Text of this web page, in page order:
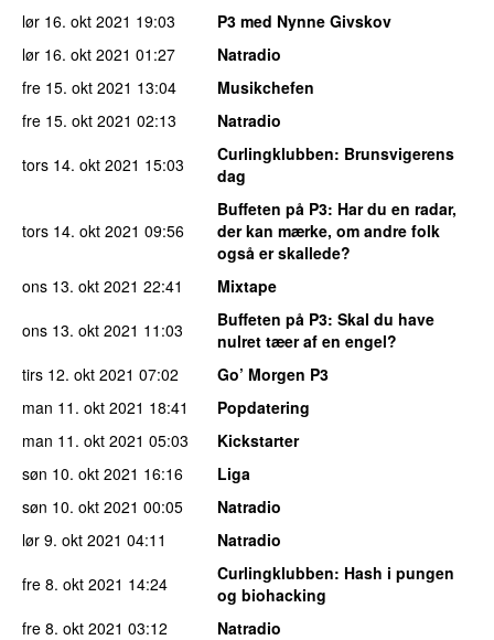
lør 16. okt 2021 19:03
P3 med Nynne Givskov
lør 16. okt 2021 01:27
Natradio
fre 15. okt 2021 13:04
Musikchefen
fre 15. okt 2021 02:13
Natradio
tors 14. okt 2021 15:03 Curlingklubben: Brunsvigerens
dag
tors 14. okt 2021 09:56
Buffeten på P3: Har du en radar,
der kan mærke, om andre folk
også er skallede?
ons 13. okt 2021 22:41
Mixtape
ons 13. okt 2021 11:03 Buffeten på P3: Skal du have
nulret tæer af en engel?
tirs 12. okt 2021 07:02
Go’ Morgen P3
man 11. okt 2021 18:41
Popdatering
man 11. okt 2021 05:03
Kickstarter
søn 10. okt 2021 16:16
Liga
søn 10. okt 2021 00:05
Natradio
lør 9. okt 2021 04:11
Natradio
fre 8. okt 2021 14:24 Curlingklubben: Hash i pungen
og biohacking
fre 8. okt 2021 03:12
Natradio